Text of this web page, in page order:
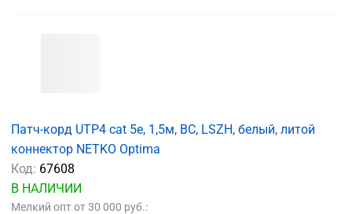
Патч-корд UTP4 cat 5e, 1,5м, ВС, LSZH, белый, литой
коннектор NETKO Optima
Код: 67608
В НАЛИЧИИ
Мелкий опт от 30 000 руб.: